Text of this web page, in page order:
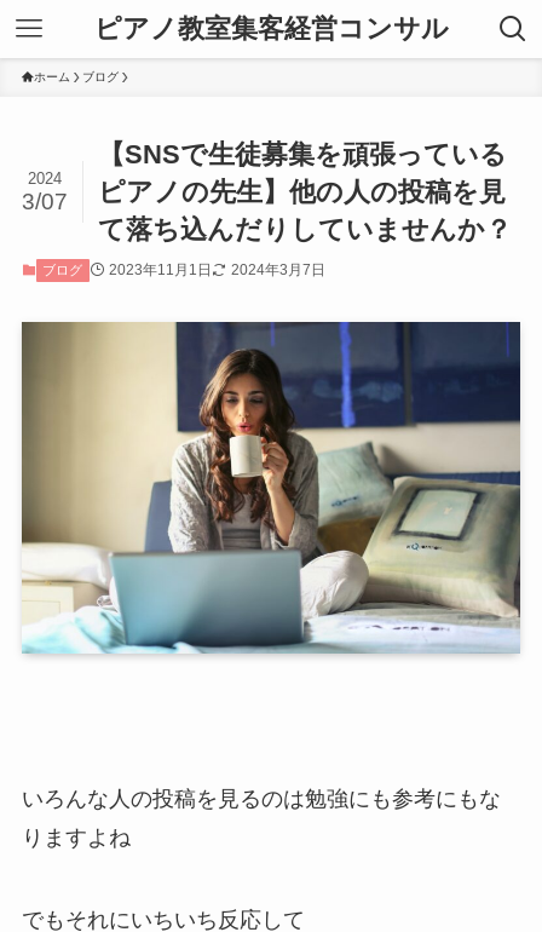
ピアノ教室集客経営コンサル
ホーム ブログ
【SNSで生徒募集を頑張っている
ピアノの先生】他の人の投稿を見
て落ち込んだりしていませんか？
2024
3/07
ブログ 2023年11月1日 2024年3月7日
いろんな人の投稿を見るのは勉強にも参考にもな
りますよね
でもそれにいちいち反応して